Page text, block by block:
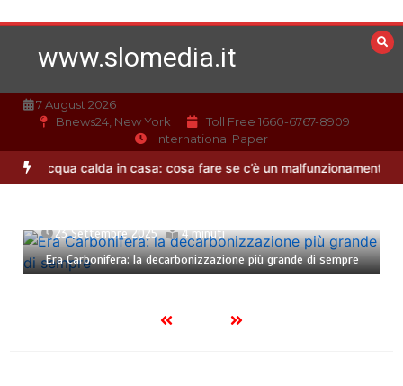
al
contenutowww.slomedia.it
7 August 2026
Bnews24, New York
Toll Free 1660-6767-8909
International Paper
Acqua calda in casa: cosa fare se c’è un malfunzionamento
23 Settembre 2025 4 minuti
Era Carbonifera: la decarbonizzazione più grande di sempre